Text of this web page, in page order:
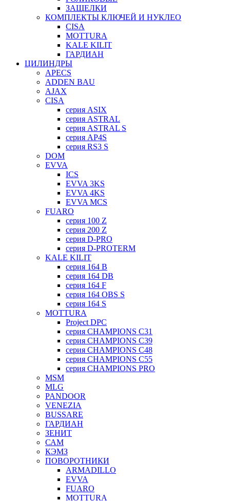
ЗАЩЕЛКИ
КОМПЛЕКТЫ КЛЮЧЕЙ И НУКЛЕО
CISA
MOTTURA
KALE KILIT
ГАРДИАН
ЦИЛИНДРЫ
APECS
ADDEN BAU
AJAX
CISA
серия ASIX
серия ASTRAL
серия ASTRAL S
серия AP4S
серия RS3 S
DOM
EVVA
ICS
EVVA 3KS
EVVA 4KS
EVVA MCS
FUARO
серия 100 Z
серия 200 Z
серия D-PRO
серия D-PROTERM
KALE KILIT
серия 164 B
серия 164 DB
серия 164 F
серия 164 OBS S
серия 164 S
MOTTURA
Project DPC
серия CHAMPIONS C31
серия CHAMPIONS C39
серия CHAMPIONS C48
серия CHAMPIONS C55
серия CHAMPIONS PRO
MSM
MLG
PANDOOR
VENEZIA
BUSSARE
ГАРДИАН
ЗЕНИТ
САМ
КЭМЗ
ПОВОРОТНИКИ
ARMADILLO
EVVA
FUARO
MOTTURA